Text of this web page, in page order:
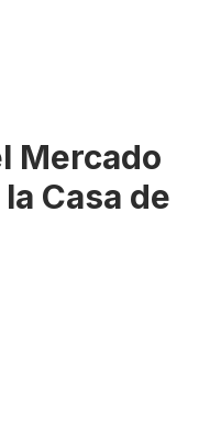
Mercado
Casa de